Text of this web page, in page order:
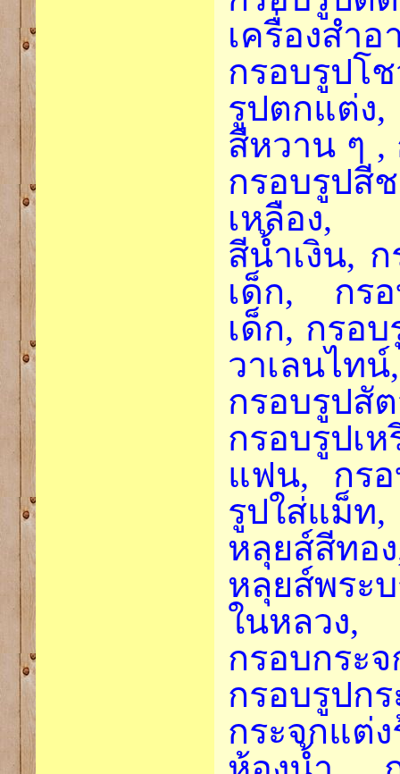
เครื่องสำ
กรอบรูปโ
รูปตกแต่ง
สีหวาน ๆ ,
กรอบรูปสี
เหลือง,
สีน้ำเงิน,
เด็ก, กร
เด็ก, กรอ
วาเลนไท
กรอบรูปสั
กรอบรูปเ
แฟน, กรอ
รูปใส่แม็
หลุยส์สีท
หลุยส์พระ
ในหลวง,
กรอบกระ
กรอบรูปก
กระจกแ